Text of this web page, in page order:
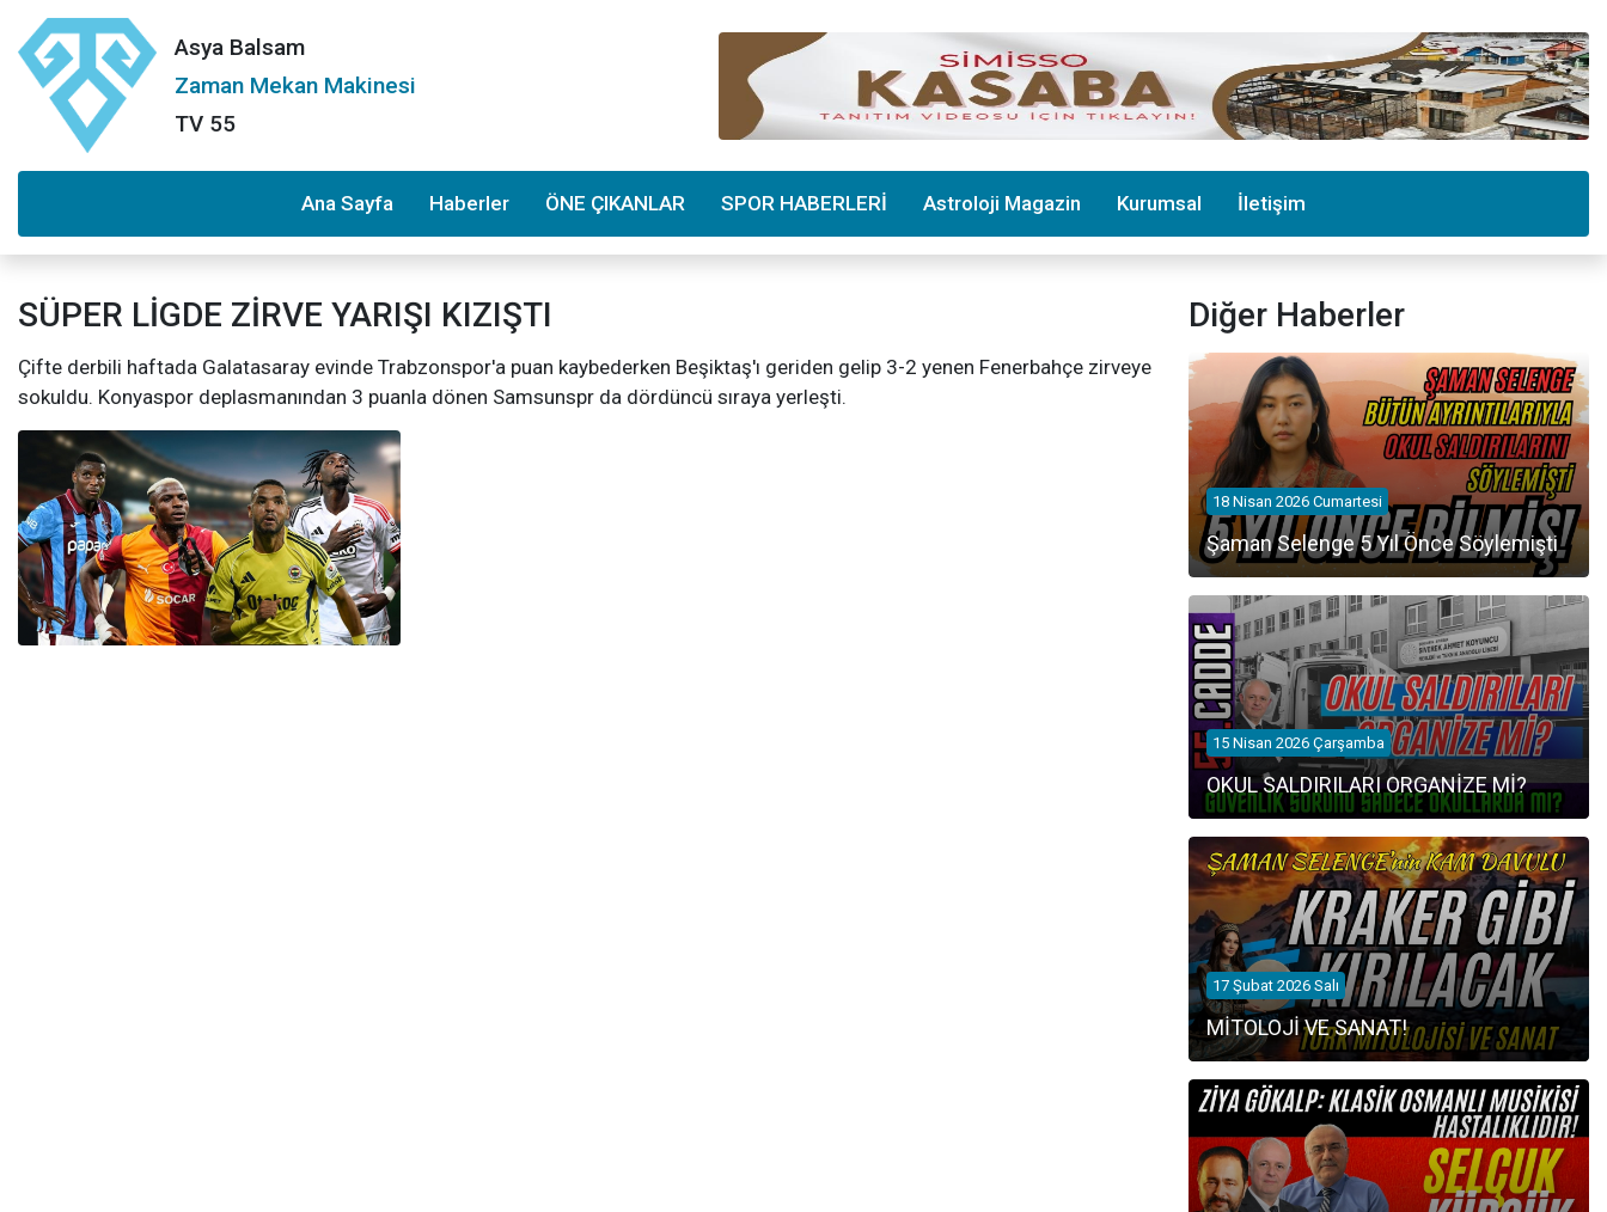
Asya Balsam
Zaman Mekan Makinesi
TV 55
Ana Sayfa Haberler ÖNE ÇIKANLAR SPOR HABERLERİ Astroloji Magazin Kurumsal İletişim
SÜPER LİGDE ZİRVE YARIŞI KIZIŞTI
Çifte derbili haftada Galatasaray evinde Trabzonspor'a puan kaybederken Beşiktaş'ı geriden gelip 3-2 yenen Fenerbahçe zirveye
sokuldu. Konyaspor deplasmanından 3 puanla dönen Samsunspr da dördüncü sıraya yerleşti.
Diğer Haberler
18 Nisan 2026 Cumartesi
Şaman Selenge 5 Yıl Önce Söylemişti
15 Nisan 2026 Çarşamba
OKUL SALDIRILARI ORGANİZE Mİ?
17 Şubat 2026 Salı
MİTOLOJİ VE SANAT!